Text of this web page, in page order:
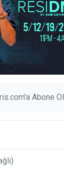
Abone Ol